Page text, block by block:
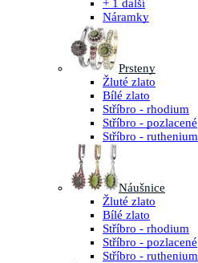
+ 1 další
Náramky
Prsteny
Žluté zlato
Bílé zlato
Stříbro - rhodium
Stříbro - pozlacené
Stříbro - ruthenium
Náušnice
Žluté zlato
Bílé zlato
Stříbro - rhodium
Stříbro - pozlacené
Stříbro - ruthenium